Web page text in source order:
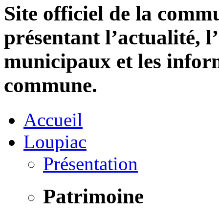
Site officiel de la
présentant l’actualité,
municipaux et les
commune.
Accueil
Loupiac
Présentation
Patrimoine